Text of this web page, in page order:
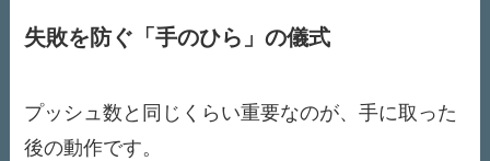
失敗を防ぐ「手のひら」の儀式
プッシュ数と同じくらい重要なのが、手に取った
後の動作です。